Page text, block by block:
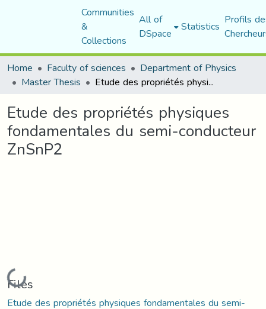
Communities
&
Collections
All of
DSpace Statistics Profils
Home
Faculty of sciences Department of Physics
Master Thesis Etude des propriétés physiques fondamentales du semi-conducteur ZnSnP2
Etude des propriétés physiques
fondamentales du semi-conducteur
ZnSnP2
Loading...
Files
Etude des propriétés physiques fondamentales du semi-